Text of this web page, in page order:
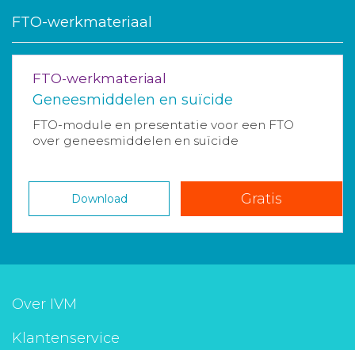
FTO-werkmateriaal
FTO-werkmateriaal
Geneesmiddelen en suïcide
FTO-module en presentatie voor een FTO
over geneesmiddelen en suïcide
Download Gratis
Over IVM
Klantenservice